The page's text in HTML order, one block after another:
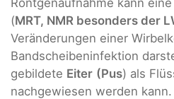
(MRT, NMR besonders der
Veränderungen einer
Bandscheibeninfektion
gebildete Eiter (Pus) als
nachgewiesen werden